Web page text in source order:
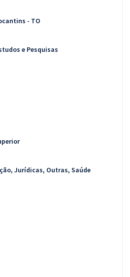
- TO
e Pesquisas
Jurídicas, Outras, Saúde